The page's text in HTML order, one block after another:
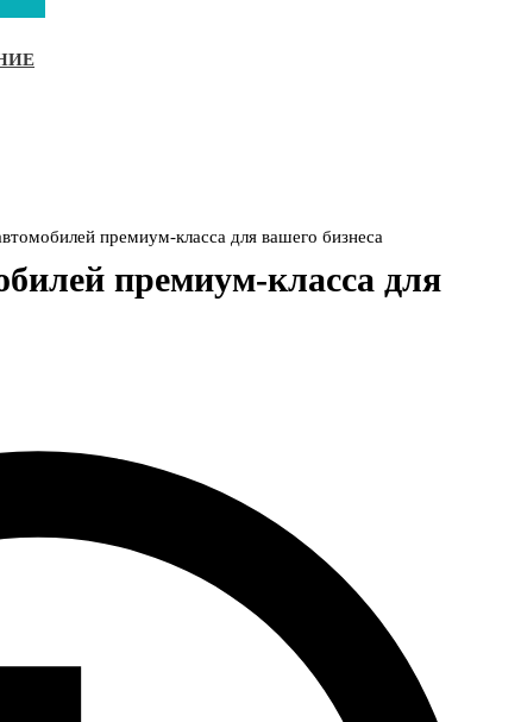
премиум-класса для вашего бизнеса
премиум-класса для